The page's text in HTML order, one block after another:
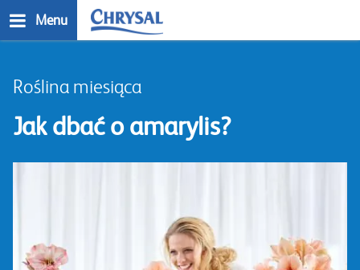
do
Menu
Roślina miesiąca
Jak dbać o amarylis?